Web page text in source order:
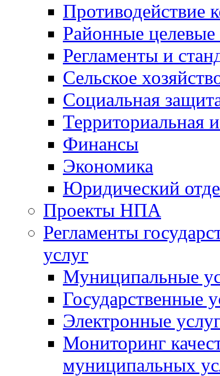
Противодействие
Районные
Регламенты и
Сельское
Социальная
Территориальная
Финансы
Экономика
Юридический
Проекты НПА
Регламенты
услуг
Муниципальные
Государственные
Электронные
Мониторинг
муниципальных